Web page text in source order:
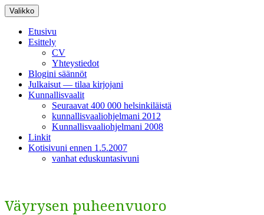
Siirry
sisältöön
Valikko
Etusivu
Esittely
CV
Yhteystiedot
Blogini säännöt
Julkaisut — tilaa kirjojani
Kunnallisvaalit
Seuraavat 400 000 helsinkiläistä
kunnallisvaaliohjelmani 2012
Kunnallisvaaliohjelmani 2008
Linkit
Kotisivuni ennen 1.5.2007
vanhat eduskuntasivuni
Väyrysen puheenvuoro